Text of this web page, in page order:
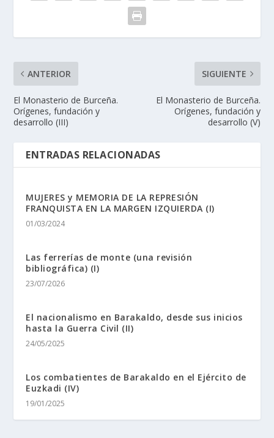
ANTERIOR
El Monasterio de Burceña.
Orígenes, fundación y
desarrollo (III)
SIGUIENTE
El Monasterio de Burceña.
Orígenes, fundación y
desarrollo (V)
ENTRADAS RELACIONADAS
MUJERES y MEMORIA DE LA REPRESIÓN
FRANQUISTA EN LA MARGEN IZQUIERDA (I)
01/03/2024
Las ferrerías de monte (una revisión
bibliográfica) (I)
23/07/2026
El nacionalismo en Barakaldo, desde sus inicios
hasta la Guerra Civil (II)
24/05/2025
Los combatientes de Barakaldo en el Ejército de
Euzkadi (IV)
19/01/2025